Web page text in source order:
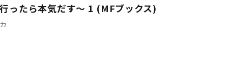
ったら本気だす～ 1 (MFブックス)